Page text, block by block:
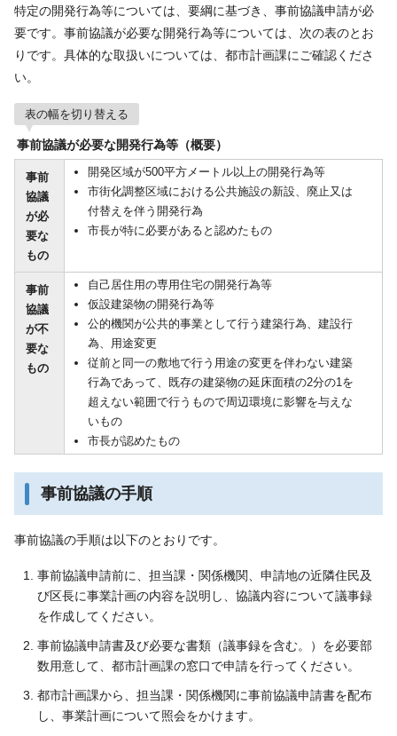
特定の開発行為等については、要綱に基づき、事前協議申請が必
要です。事前協議が必要な開発行為等については、次の表のとお
りです。具体的な取扱いについては、都市計画課にご確認くださ
い。
表の幅を切り替える
事前協議が必要な開発行為等（概要）
事前
協議
が必
要な
もの
開発区域が500平方メートル以上の開発行為等
市街化調整区域における公共施設の新設、廃止又は
付替えを伴う開発行為
市長が特に必要があると認めたもの
事前
協議
が不
要な
もの
自己居住用の専用住宅の開発行為等
仮設建築物の開発行為等
公的機関が公共的事業として行う建築行為、建設行
為、用途変更
従前と同一の敷地で行う用途の変更を伴わない建築
行為であって、既存の建築物の延床面積の2分の1を
超えない範囲で行うもので周辺環境に影響を与えな
いもの
市長が認めたもの
事前協議の手順
事前協議の手順は以下のとおりです。
事前協議申請前に、担当課・関係機関、申請地の近隣住民及
び区長に事業計画の内容を説明し、協議内容について議事録
を作成してください。
事前協議申請書及び必要な書類（議事録を含む。）を必要部
数用意して、都市計画課の窓口で申請を行ってください。
都市計画課から、担当課・関係機関に事前協議申請書を配布
し、事業計画について照会をかけます。